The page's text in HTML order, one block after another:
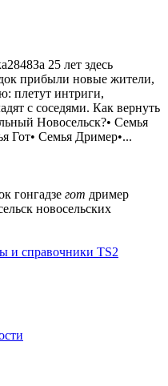
25 лет здесь
прибыли новые жители,
плетут интриги,
с соседями. Как вернуть
Новосельск?• Семья
Гот• Семья Дример•...
гонгадзе гот дример
новосельских
и справочники TS2